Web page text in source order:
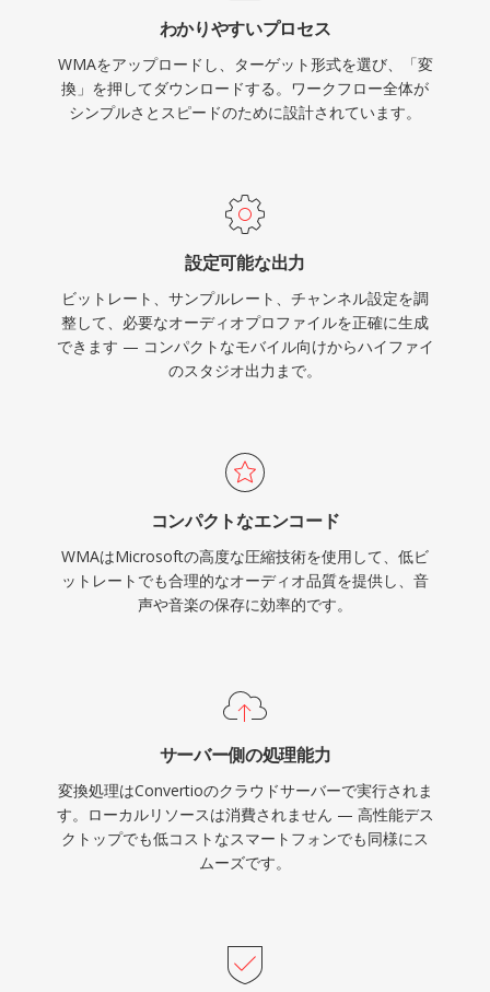
わかりやすいプロセス
WMAをアップロードし、ターゲット形式を選び、「変
換」を押してダウンロードする。ワークフロー全体が
シンプルさとスピードのために設計されています。
設定可能な出力
ビットレート、サンプルレート、チャンネル設定を調
整して、必要なオーディオプロファイルを正確に生成
できます — コンパクトなモバイル向けからハイファイ
のスタジオ出力まで。
コンパクトなエンコード
WMAはMicrosoftの高度な圧縮技術を使用して、低ビ
ットレートでも合理的なオーディオ品質を提供し、音
声や音楽の保存に効率的です。
サーバー側の処理能力
変換処理はConvertioのクラウドサーバーで実行されま
す。ローカルリソースは消費されません — 高性能デス
クトップでも低コストなスマートフォンでも同様にス
ムーズです。